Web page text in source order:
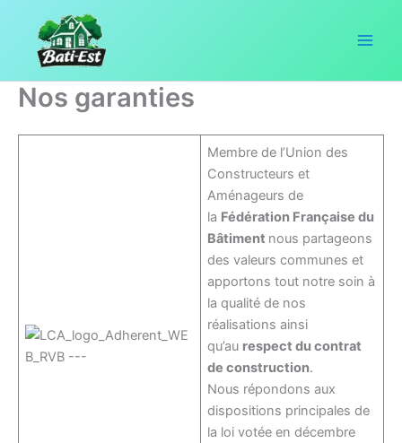
contenu
Nos garanties
Membre de l’Union des
Constructeurs et
Aménageurs de
la Fédération Française du
Bâtiment nous partageons
des valeurs communes et
apportons tout notre soin à
la qualité de nos
réalisations ainsi
qu’au respect du contrat
de construction.
Nous répondons aux
dispositions principales de
la loi votée en décembre